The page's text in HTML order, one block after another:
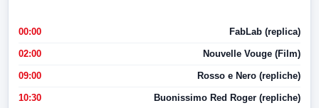
00:00 FabLab (replica)
02:00 Nouvelle Vouge (Film)
09:00 Rosso e Nero (repliche)
10:30 Buonissimo Red Roger (repliche)